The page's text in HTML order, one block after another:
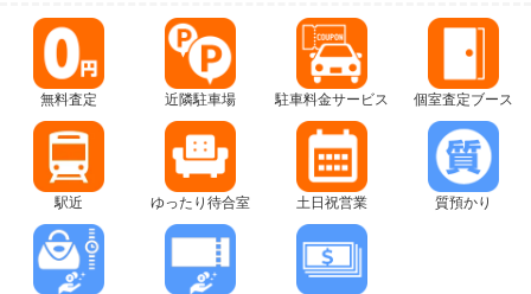
無料査定 近隣駐車場 駐車料金サービス 個室査定ブース
駅近 ゆったり待合室 土日祝営業 質預かり